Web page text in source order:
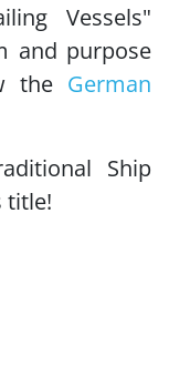
Vessels"
and purpose
the German
Ship
title!
Verein - TALL-